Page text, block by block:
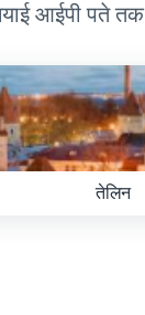
आईपी पते
तेलिन